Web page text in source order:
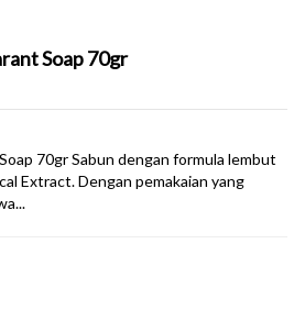
Soap 70gr
70gr Sabun dengan formula lembut
Extract. Dengan pemakaian yang